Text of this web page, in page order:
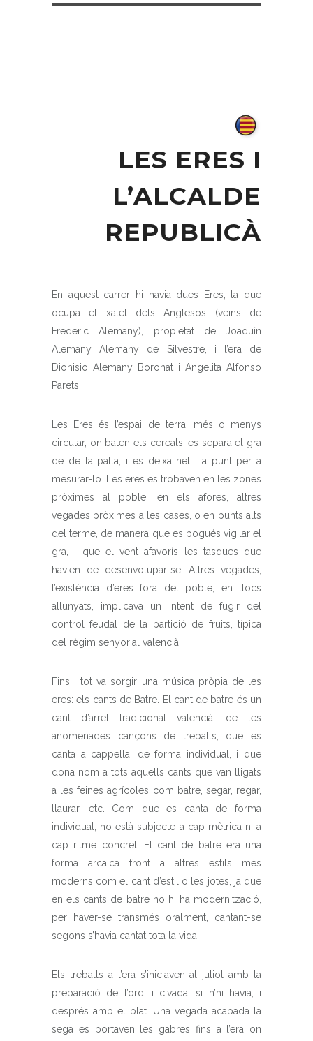
LES ERES I
L’ALCALDE
REPUBLICÀ
En aquest carrer hi havia dues Eres, la que
ocupa el xalet dels Anglesos (veïns de
Frederic Alemany), propietat de Joaquín
Alemany Alemany de Silvestre, i l’era de
Dionisio Alemany Boronat i Angelita Alfonso
Parets.
Les Eres és l’espai de terra, més o menys
circular, on baten els cereals, es separa el gra
de de la palla, i es deixa net i a punt per a
mesurar-lo. Les eres es trobaven en les zones
pròximes al poble, en els afores, altres
vegades pròximes a les cases, o en punts alts
del terme, de manera que es pogués vigilar el
gra, i que el vent afavorís les tasques que
havien de desenvolupar-se. Altres vegades,
l’existència d’eres fora del poble, en llocs
allunyats, implicava un intent de fugir del
control feudal de la partició de fruits, típica
del règim senyorial valencià.
Fins i tot va sorgir una música pròpia de les
eres: els cants de Batre. El cant de batre és un
cant d’arrel tradicional valencià, de les
anomenades cançons de treballs, que es
canta a cappella, de forma individual, i que
dona nom a tots aquells cants que van lligats
a les feines agrícoles com batre, segar, regar,
llaurar, etc. Com que es canta de forma
individual, no està subjecte a cap mètrica ni a
cap ritme concret. El cant de batre era una
forma arcaica front a altres estils més
moderns com el cant d’estil o les jotes, ja que
en els cants de batre no hi ha modernització,
per haver-se transmés oralment, cantant-se
segons s’havia cantat tota la vida.
Els treballs a l’era s’iniciaven al juliol amb la
preparació de l’ordi i civada, si n’hi havia, i
després amb el blat. Una vegada acabada la
sega es portaven les gabres fins a l’era on